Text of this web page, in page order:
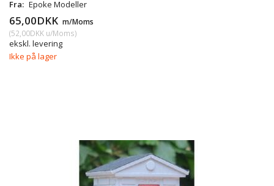
Fra: Epoke Modeller
65,00DKK m/Moms
(52,00DKK u/Moms)
ekskl. levering
Ikke på lager